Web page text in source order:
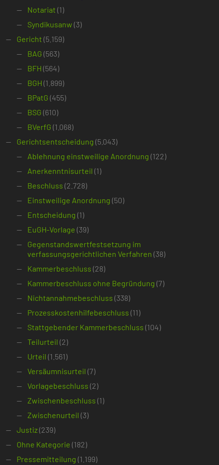
Notariat (1)
Syndikusanw (3)
Gericht (5.159)
BAG (563)
BFH (564)
BGH (1.899)
BPatG (455)
BSG (610)
BVerfG (1.068)
Gerichtsentscheidung (5.043)
Ablehnung einstweilige Anordnung (122)
Anerkenntnisurteil (1)
Beschluss (2.728)
Einstweilige Anordnung (50)
Entscheidung (1)
EuGH-Vorlage (39)
Gegenstandswertfestsetzung im
verfassungsgerichtlichen Verfahren (38)
Kammerbeschluss (28)
Kammerbeschluss ohne Begründung (7)
Nichtannahmebeschluss (338)
Prozesskostenhilfebeschluss (11)
Stattgebender Kammerbeschluss (104)
Teilurteil (2)
Urteil (1.561)
Versäumnisurteil (7)
Vorlagebeschluss (2)
Zwischenbeschluss (1)
Zwischenurteil (3)
Justiz(239)
Ohne Kategorie (182)
Pressemitteilung (1.199)